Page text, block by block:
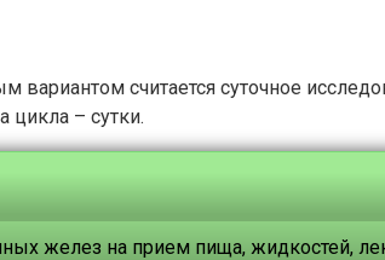
считается суточное
цикла – сутки.
желез на прием пища, жидкостей,